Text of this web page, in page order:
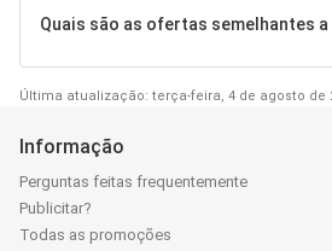
Quais são as ofertas semelhantes a
Última atualização: terça-feira, 4 de agosto de
Informação
Perguntas feitas frequentemente
Publicitar?
Todas as promoções